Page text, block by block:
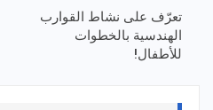
تعرّف على نشاط القوارب
الهندسية بالخطوات
للأطفال!